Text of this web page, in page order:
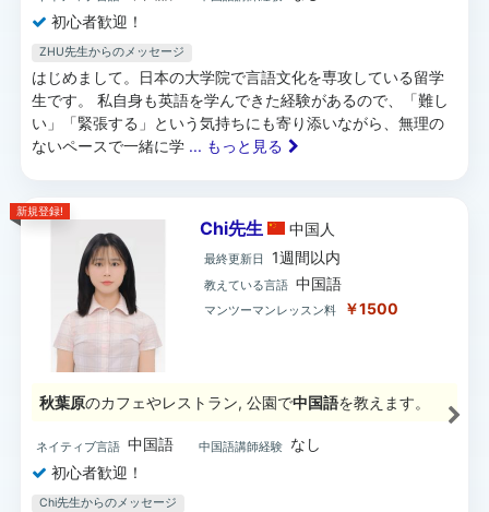
初心者歓迎！
ZHU先生からのメッセージ
はじめまして。日本の大学院で言語文化を専攻している留学
生です。 私自身も英語を学んできた経験があるので、「難し
い」「緊張する」という気持ちにも寄り添いながら、無理の
ないペースで一緒に学 ... もっと見る
新規登録!
Chi先生 中国 人
最終更新日 1週間以内
教えている言語 中国語
マンツーマンレッスン料 ￥1500
秋葉原のカフェやレストラン, 公園で中国語を教えます。
ネイティブ言語 中国語 中国語講師経験
なし
初心者歓迎！
Chi先生からのメッセージ